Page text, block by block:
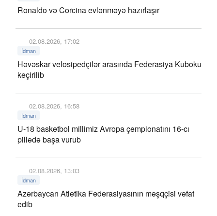
Ronaldo və Corcina evlənməyə hazırlaşır
02.08.2026, 17:02
İdman
Həvəskar velosipedçilər arasında Federasiya Kuboku
keçirilib
02.08.2026, 16:58
İdman
U-18 basketbol millimiz Avropa çempionatını 16-cı
pillədə başa vurub
02.08.2026, 13:03
İdman
Azərbaycan Atletika Federasiyasının məşqçisi vəfat
edib